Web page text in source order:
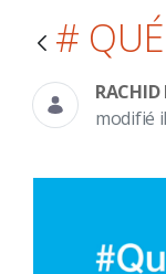
#
modifié